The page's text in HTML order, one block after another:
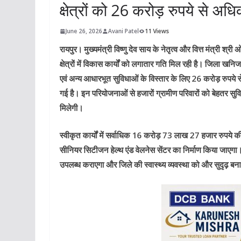
क्षेत्रों को 26 करोड़ रुपये से
June 26, 2026 Avani Patel 11 Views
रायपुर।मुख्यमंत्री विष्णु देव साय के नेतृत्व और वित्त मंत्री
क्षेत्रों में विकास कार्यों को लगातार गति मिल रही है। जिला
एवं अन्य आधारभूत सुविधाओं के विस्तार के लिए 26 करोड़ रुपये
गई है। इन परियोजनाओं से हजारों ग्रामीण परिवारों को बेहतर
मिलेगी।
स्वीकृत कार्यों में सर्वाधिक 16 करोड़ 73 लाख 27 हजार रुपये
सीनियर सिटीजन हेल्थ एंड वेलनेस सेंटर का निर्माण किया
उपलब्ध कराएगा और जिले की स्वास्थ्य व्यवस्था को और सुदृढ़